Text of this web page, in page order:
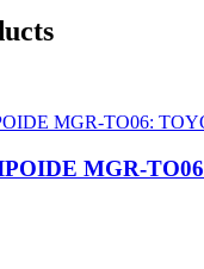
MGR-